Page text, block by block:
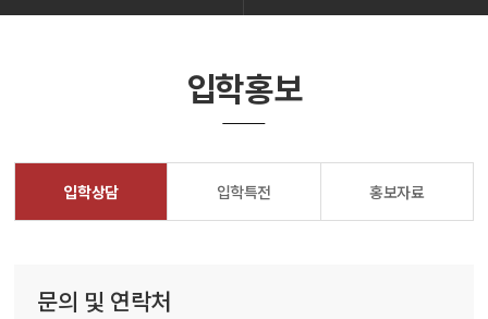
입학홍보
입학상담 입학특전 홍보자료
문의 및 연락처